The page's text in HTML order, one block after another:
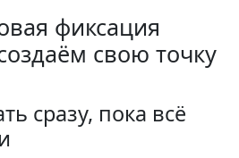
фиксация
свою точку
сразу, пока всё